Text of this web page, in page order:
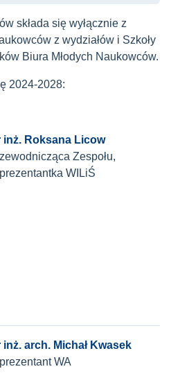
składa się wyłącznie z
z wydziałów i Szkoły
Biura Młodych Naukowców.
2024-2028:
inż. Roksana Licow
Zespołu,
WILiŚ
inż. arch. Michał Kwasek
WA